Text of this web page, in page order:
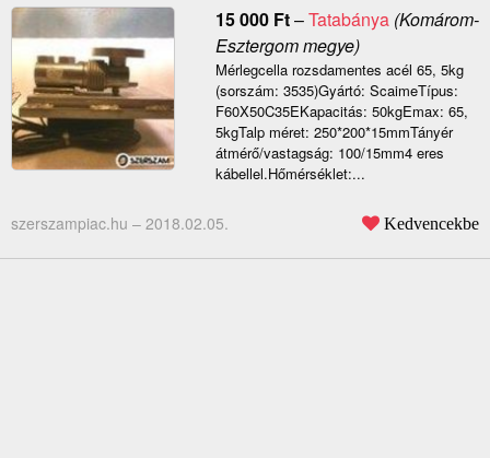
15 000 Ft–Tatabánya(Komárom-
Esztergom megye)
Mérlegcella rozsdamentes acél 65, 5kg
(sorszám: 3535)Gyártó: ScaimeTípus:
F60X50C35EKapacitás: 50kgEmax: 65,
5kgTalp méret: 250*200*15mmTányér
átmérő/vastagság: 100/15mm4 eres
kábellel.Hőmérséklet:...
szerszampiac.hu – 2018.02.05. Kedvencekbe